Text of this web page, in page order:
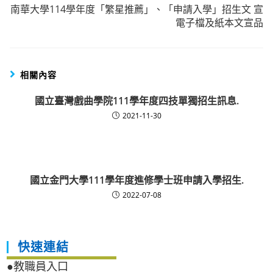
南華大學114學年度「繁星推薦」、「申請入學」招生文 宣
電子檔及紙本文宣品
相關內容
國立臺灣戲曲學院111學年度四技單獨招生訊息.
2021-11-30
國立金門大學111學年度進修學士班申請入學招生.
2022-07-08
快速連結
●教職員入口